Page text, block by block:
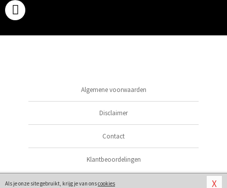
Algemene voorwaarden
Disclaimer
Contact
Klantbeoordelingen
© 2026BDSM Artikelen X
Als je onze site gebruikt, krijg je van onscookies